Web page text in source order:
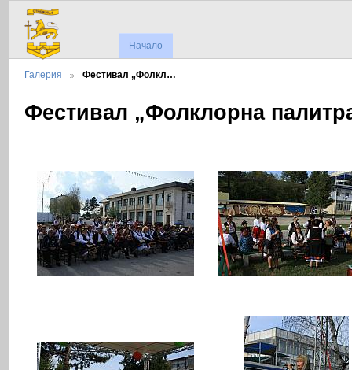
Начало
Галерия Фестивал „Фолкл…
Фестивал „Фолклорна